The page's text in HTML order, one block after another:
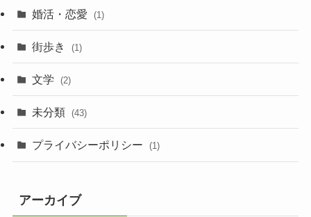
婚活・恋愛 (1)
街歩き (1)
文学 (2)
未分類 (43)
プライバシーポリシー (1)
アーカイブ